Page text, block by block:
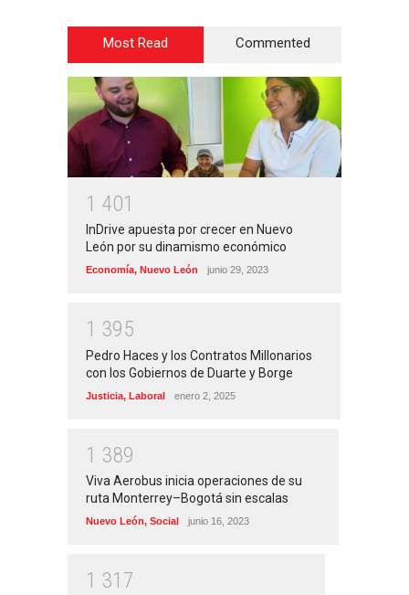
Most Read Commented
1 401
InDrive apuesta por crecer en Nuevo
León por su dinamismo económico
Economía, Nuevo León junio 29, 2023
1 395
Pedro Haces y los Contratos Millonarios
con los Gobiernos de Duarte y Borge
Justicia, Laboral enero 2, 2025
1 389
Viva Aerobus inicia operaciones de su
ruta Monterrey–Bogotá sin escalas
Nuevo León, Social junio 16, 2023
1 31 7